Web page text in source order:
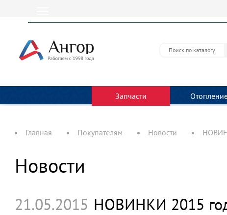
Запчасти
Главная Покупателям Новости
Новости
21.05.2015 НОВИНКИ 2015